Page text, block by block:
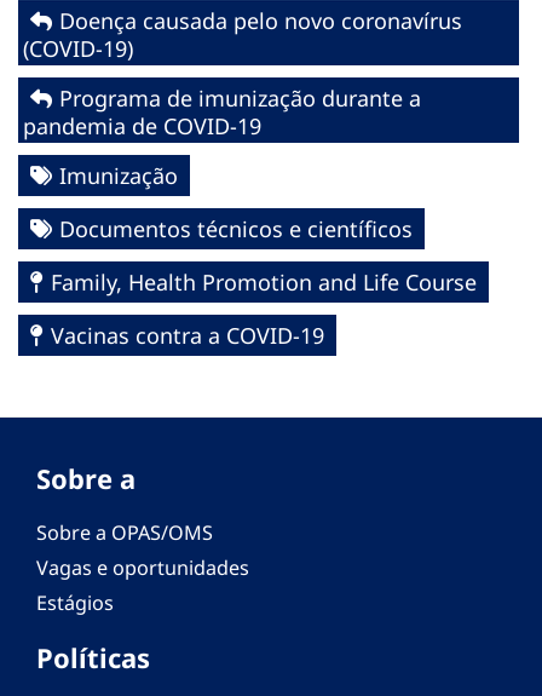
Doença causada pelo novo coronavírus
(COVID-19)
Programa de imunização durante a
pandemia de COVID-19
Imunização
Documentos técnicos e científicos
Family, Health Promotion and Life Course
Vacinas contra a COVID-19
Sobre a
Sobre a OPAS/OMS
Vagas e oportunidades
Estágios
Políticas